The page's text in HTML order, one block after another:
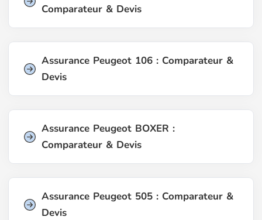
Comparateur & Devis
Assurance Peugeot 106 : Comparateur &
Devis
Assurance Peugeot BOXER :
Comparateur & Devis
Assurance Peugeot 505 : Comparateur &
Devis